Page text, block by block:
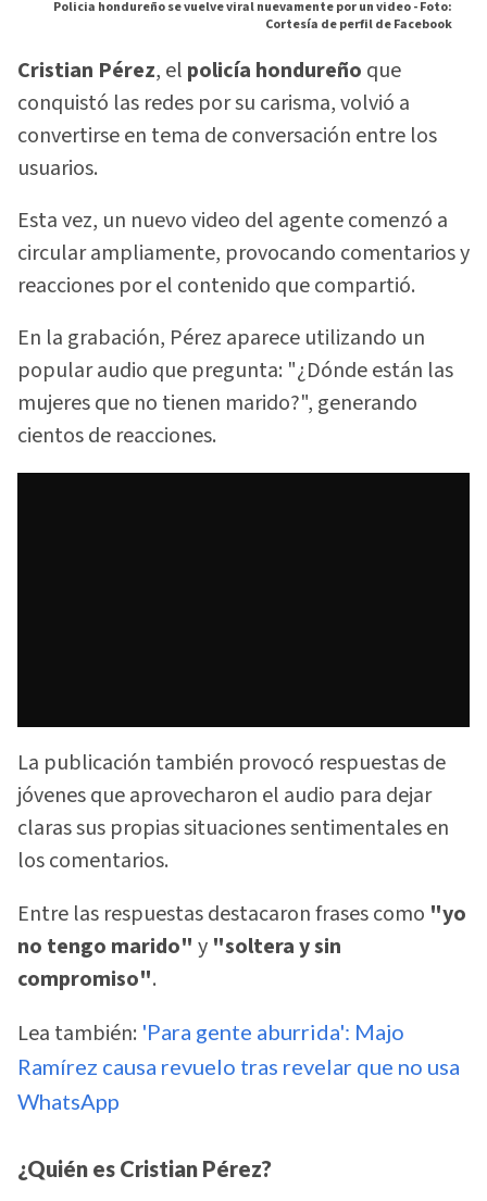
Policia hondureño se vuelve viral nuevamente por un video -Foto:
Cortesía de perfil de Facebook
Cristian Pérez, el policía hondureño que
conquistó las redes por su carisma, volvió a
convertirse en tema de conversación entre los
usuarios.
Esta vez, un nuevo video del agente comenzó a
circular ampliamente, provocando comentarios y
reacciones por el contenido que compartió.
En la grabación, Pérez aparece utilizando un
popular audio que pregunta: "¿Dónde están las
mujeres que no tienen marido?", generando
cientos de reacciones.
La publicación también provocó respuestas de
jóvenes que aprovecharon el audio para dejar
claras sus propias situaciones sentimentales en
los comentarios.
Entre las respuestas destacaron frases como "yo
no tengo marido" y "soltera y sin
compromiso".
Lea también: 'Para gente aburrida': Majo
Ramírez causa revuelo tras revelar que no usa
WhatsApp
¿Quién es Cristian Pérez?